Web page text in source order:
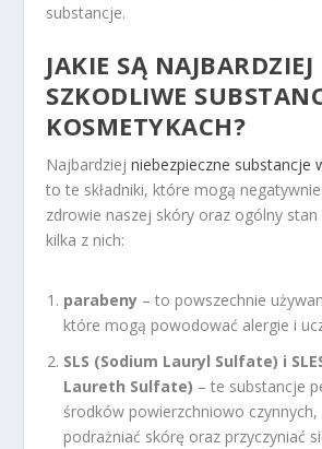
substancje.
JAKIE SĄ NAJBARDZIEJ
SZKODLIWE
KOSMETYKACH?
Najbardziejniebezpieczne substancje
to te składniki, które mogą
zdrowie naszej skóry oraz ogólny
kilka z nich:
parabeny – to powszechnie
które mogą powodować alergie i
SLS (Sodium Lauryl Sulfate) i
Laureth Sulfate) – te substancje
środków powierzchniowo
podrażniać skórę oraz przyczyniać